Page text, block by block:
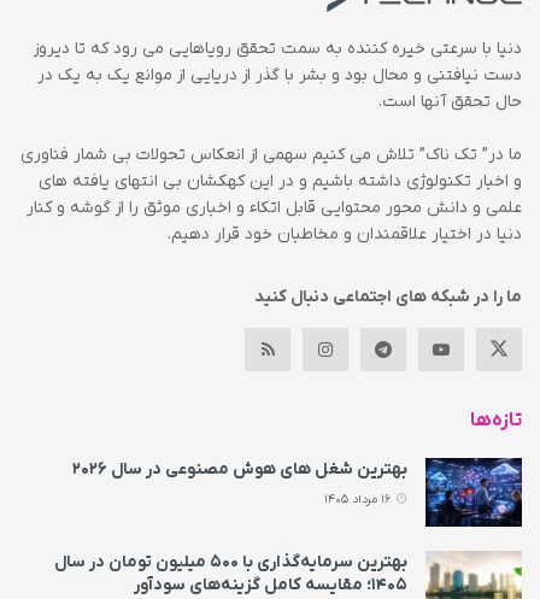
دنیا با سرعتی خیره کننده به سمت تحقق رویاهایی می رود که تا دیروز
دست نیافتنی و محال بود و بشر با گذر از دریایی از موانع یک به یک در
حال تحقق آنها است.
ما در” تک ناک” تلاش می کنیم سهمی از انعکاس تحولات بی شمار فناوری
و اخبار تکنولوژی داشته باشیم و در این کهکشان بی انتهای یافته های
علمی و دانش محور محتوایی قابل اتکاء و اخباری موثق را از گوشه و کنار
دنیا در اختیار علاقمندان و مخاطبان خود قرار دهیم.
ما را در شبکه های اجتماعی دنبال کنید
تازه‌ها
بهترین شغل های هوش مصنوعی در سال ۲۰۲۶
بهترین سرمایه‌گذاری با ۵۰۰ میلیون تومان در سال
۱۴۰۵؛ مقایسه کامل گزینه‌های سودآور